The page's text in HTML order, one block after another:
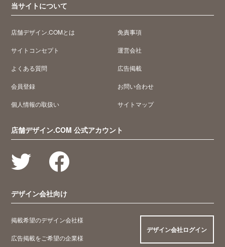
当サイトについて
店舗デザイン.COMとは
サイトコンセプト
よくある質問
会員登録
個人情報の取扱い
免責事項
運営会社
広告掲載
お問い合わせ
サイトマップ
店舗デザイン.COM 公式アカウント
デザイン会社向け
掲載希望のデザイン会社様
広告掲載をご希望の企業様
デザイン会社ログイン